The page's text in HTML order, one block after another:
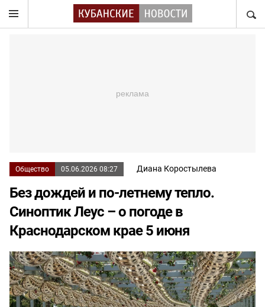
Общество 05.06.2026 08:27 Диана Коростылева
Без дождей и по-летнему тепло.
Синоптик Леус – о погоде в
Краснодарском крае 5 июня